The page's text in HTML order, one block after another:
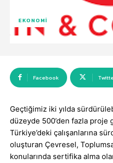
EKONOMI
Facebook
Geçtiğimiz iki yılda
düzeyde 500’den fazla proje
Türkiye’deki çalışanlarına
oluşturan Çevresel,
konularında sertifika alma